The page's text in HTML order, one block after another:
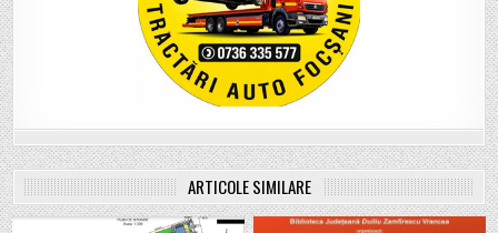
ARTICOLE SIMILARE